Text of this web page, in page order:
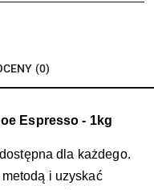
(0)
Espresso - 1kg
dla każdego.
i uzyskać